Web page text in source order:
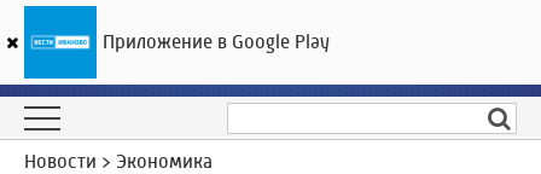
ГТРК «Ивтелерадио»
Новости > Экономика
Приложение в Google Play